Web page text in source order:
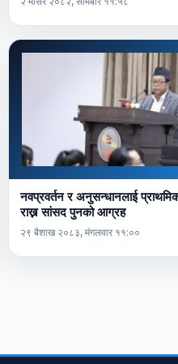
नवप्रवर्तन र अनुसन्धानलाई
राख्न सांसद पुनको आग्रह
२९ बैशाख २०८३, मंगलवार ११:००